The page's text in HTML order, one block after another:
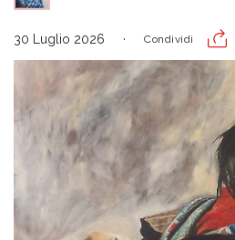
30 Luglio 2026 Condividi